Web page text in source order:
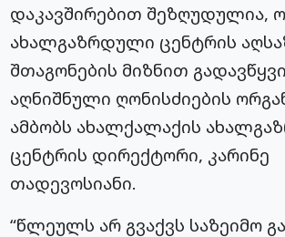
დაკავშირებით შეზღუდულია,
ახალგაზრდული ცენტრის
შთაგონების მიზნით
აღნიშნული ღონისძიების
ამბობს ახალქალაქის
ცენტრის დირექტორი, კარინე
თადევოსიანი.
“წლეულს არ გვაქვს საზეიმო